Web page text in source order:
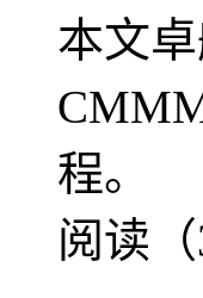
本文
程。
阅读（